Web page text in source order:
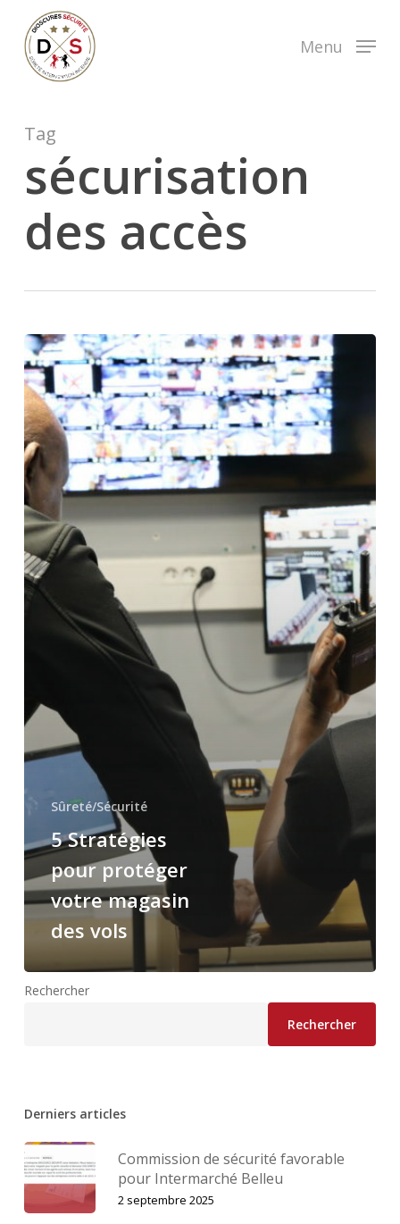
main
content
Menu
Tag
sécurisation
des accès
Sûreté/Sécurité
5 Stratégies
pour protéger
votre magasin
des vols
Rechercher
Rechercher
Derniers articles
Commission de sécurité favorable
pour Intermarché Belleu
2 septembre 2025